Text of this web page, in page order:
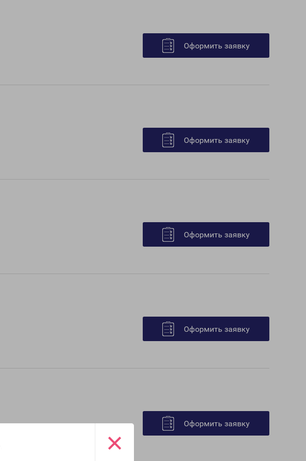
×
Оформить заявку
Оформить заявку
Оформить заявку
Оформить заявку
Оформить заявку